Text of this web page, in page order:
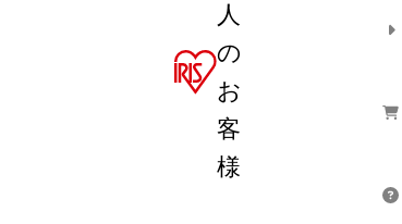
人
の
お
客
様